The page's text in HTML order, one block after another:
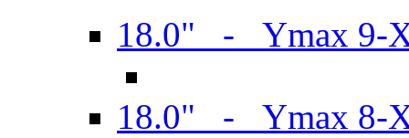
18.0" - Ymax 9-
18.0" - Ymax 8-